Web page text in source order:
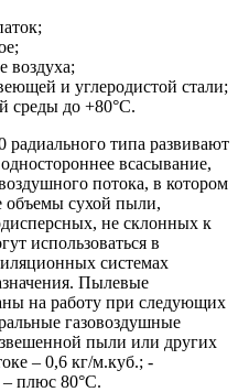
воздуха;
и углеродистой стали;
среды до +80°С.
типа развивают
всасывание,
потока, в котором
объемы сухой пыли,
не склонных к
использоваться в
системах
Пылевые
на работу при следующих
газовоздушные
пыли или других
– 0,6 кг/м.куб.; -
– плюс 80°С.